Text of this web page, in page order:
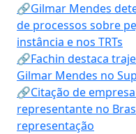
🔗Gilmar Mendes
de processos sobre
instância e nos TRTs
🔗Fachin destaca
Gilmar Mendes no
🔗Citação de
representante no
representação